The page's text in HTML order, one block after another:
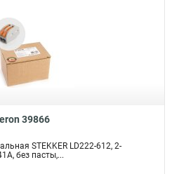
39866
STEKKER LD222-612, 2-
без пасты,...